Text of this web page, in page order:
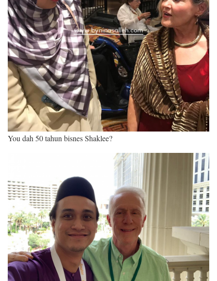
You dah 50 tahun bisnes Shaklee?